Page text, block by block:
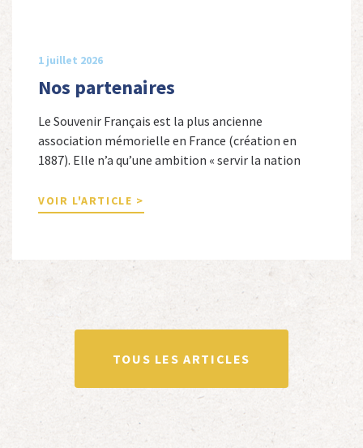
1 juillet 2026
Nos partenaires
Le Souvenir Français est la plus ancienne
association mémorielle en France (création en
1887). Elle n’a qu’une ambition « servir la nation
nationale de la France. Afin d’atteindre cet objectif,
Le Souvenir Français entretient des liens amicaux
totalité ou partiellement afin de faire vivre […]
VOIR L'ARTICLE >
TOUS LES ARTICLES